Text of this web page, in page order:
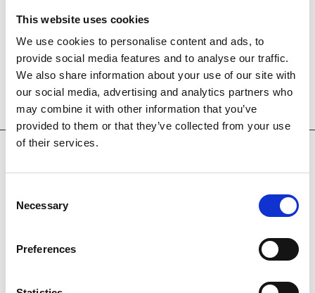
This website uses cookies
We use cookies to personalise content and ads, to
provide social media features and to analyse our traffic.
We also share information about your use of our site with
our social media, advertising and analytics partners who
may combine it with other information that you’ve
provided to them or that they’ve collected from your use
of their services.
Selection
Necessary
Preferences